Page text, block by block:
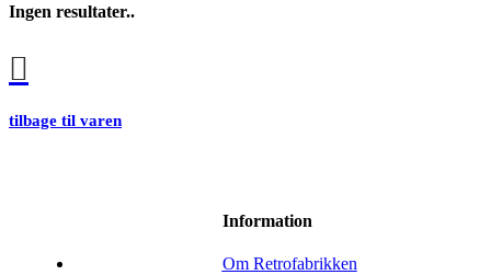
Ingen resultater..
tilbage til varen
Information
Om Retrofabrikken